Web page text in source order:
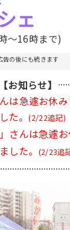
ェ
〜16時まで)
告の後にも続きます
【お知らせ】
は急遽お休
た。(2/22追記)
さんは急遽
した。 (2/23追